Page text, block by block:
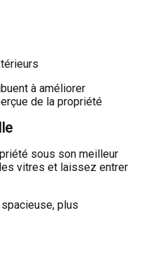
à améliorer
de la propriété
sous son meilleur
vitres et laissez entrer
plus